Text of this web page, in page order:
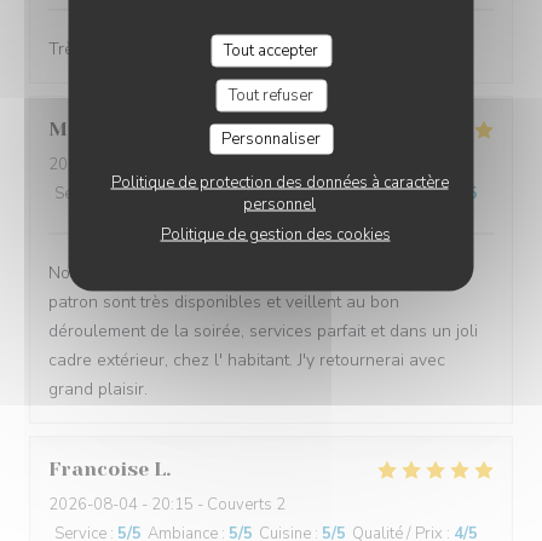
Tout accepter
Tout refuser
Personnaliser
Politique de protection des données à caractère
personnel
Politique de gestion des cookies
Très bon , bien accueillis et le restaurant est superbe
Marie-Ange
2026-08-05
Service
:5/5 Ambiance:5/5 Cuisine:5/5 Qualité / Prix: /5
Nous avons été super bien accueillies. Le personnel, le
patron sont très disponibles et veillent au bon
déroulement de la soirée, services parfait et dans un joli
cadre extérieur, chez l' habitant. J'y retournerai avec
grand plaisir.
Francoise L
2026-08-04 - 20:15 - Couverts 2
Service : 5/5 Ambiance : 5/5 Cuisine : 5/5 Qualité / Prix : 4/5